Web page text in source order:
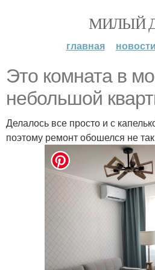
МИЛЫЙ
главная новости
Это комната в
небольшой
Делалось все просто и с
поэтому ремонт обошелся не